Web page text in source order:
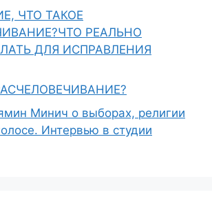
ЧТО ТАКОЕ
РЕАЛЬНО
ДЛЯ ИСПРАВЛЕНИЯ
Минич о выборах, религии
Интервью в студии